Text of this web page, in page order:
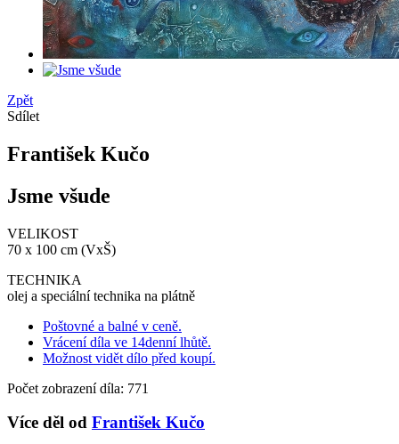
Zpět
Sdílet
František Kučo
Jsme všude
VELIKOST
70 x 100 cm (VxŠ)
TECHNIKA
olej a speciální technika na plátně
Poštovné a balné v ceně.
Vrácení díla ve 14denní lhůtě.
Možnost vidět dílo před koupí.
Počet zobrazení díla: 771
Více děl od František Kučo